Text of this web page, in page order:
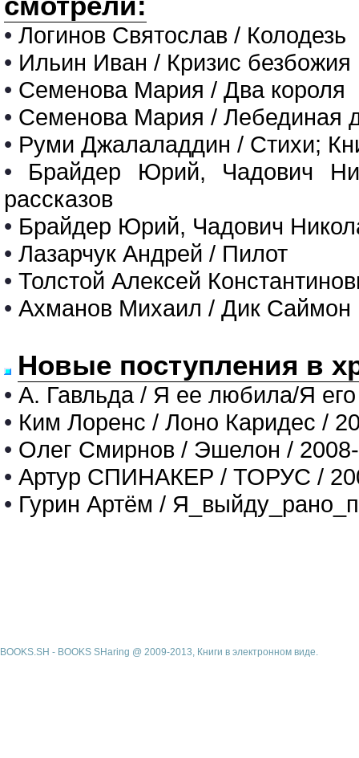
• Логинов Святослав / Колодезь
• Ильин Иван / Кризис безбожия
• Семенова Мария / Два короля
• Семенова Мария / Лебединая
• Руми Джалаладдин / Стихи;
• Брайдер Юрий, Чадович
рассказов
• Брайдер Юрий, Чадович
• Лазарчук Андрей / Пилот
• Толстой Алексей
• Ахманов Михаил / Дик Саймон
Новые поступления в
• А. Гавльда / Я ее любила/Я
• Ким Лоренс / Лоно Каридес /
• Олег Смирнов / Эшелон /
• Артур СПИНАКЕР / ТОРУС /
• Гурин Артём /
BOOKS.SH - BOOKS SHaring @ 2009-2013, Книги в электронном виде.